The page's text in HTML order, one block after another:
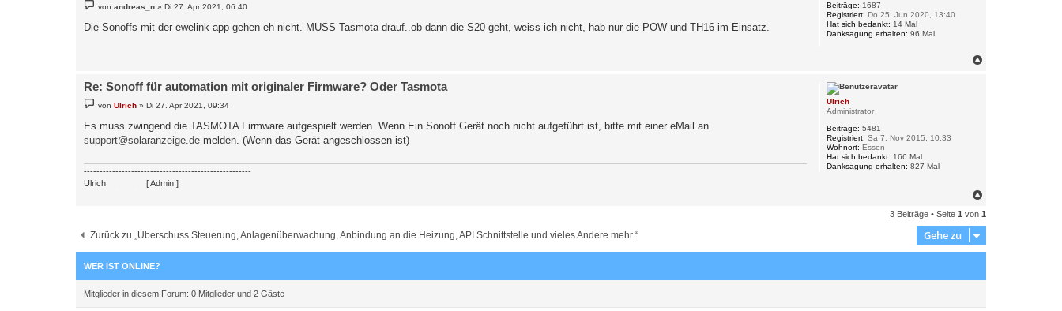
Beiträge: 1687
Registriert: Do 25. Jun 2020, 13:40
Hat sich bedankt: 14 Mal
Danksagung erhalten: 96 Mal
e
t
vonandreas_n »Di 27. Apr 2021, 06:40
Die Sonoffs mit der ewelink app gehen eh nicht. MUSS Tasmota drauf..ob dann die S20 geht, weiss ich nicht, hab nur die POW und TH16 im Einsatz.
Ulrich
Administrator
Beiträge: 5481
Registriert: Sa 7. Nov 2015, 10:33
Wohnort: Essen
Hat sich bedankt: 166 Mal
Danksagung erhalten: 827 Mal
Re: Sonoff für automation mit originaler Firmware? Oder Tasmota
e
t
r
a
vonUlrich »Di 27. Apr 2021, 09:34
Es muss zwingend die TASMOTA Firmware aufgespielt werden. Wenn Ein Sonoff Gerät noch nicht aufgeführt ist, bitte mit einer eMail an
support@solaranzeige.de melden. (Wenn das Gerät angeschlossen ist)
-----------------------------------------------------
Ulrich
[ Admin ]
c
h
b
3 Beiträge • Seite 1 von 1
Zurück zu „Überschuss Steuerung, Anlagenüberwachung, Anbindung an die Heizung, API Schnittstelle und vieles Andere mehr.“ Gehe zu
WER IST ONLINE?
Mitglieder in diesem Forum: 0 Mitglieder und 2 Gäste